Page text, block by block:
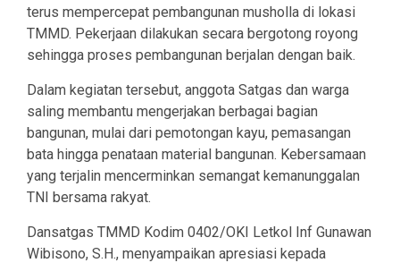
terus mempercepat pembangunan musholla di lokasi
TMMD. Pekerjaan dilakukan secara bergotong royong
sehingga proses pembangunan berjalan dengan baik.
Dalam kegiatan tersebut, anggota Satgas dan warga
saling membantu mengerjakan berbagai bagian
bangunan, mulai dari pemotongan kayu, pemasangan
bata hingga penataan material bangunan. Kebersamaan
yang terjalin mencerminkan semangat kemanunggalan
TNI bersama rakyat.
Dansatgas TMMD Kodim 0402/OKI Letkol Inf Gunawan
Wibisono, S.H., menyampaikan apresiasi kepada